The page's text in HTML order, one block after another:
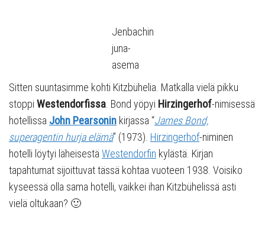
Jenbachin
juna-
asema
Sitten suuntasimme kohti Kitzbühelia. Matkalla vielä pikku
stoppi Westendorfissa . Bond yöpyi Hirzingerhof-nimisessä
hotellissa John Pearsonin kirjassa “James Bond,
superagentin hurja elämä” (1973). Hirzingerhof-niminen
hotelli löytyi läheisestä Westendorfin kylästä. Kirjan
tapahtumat sijoittuvat tässä kohtaa vuoteen 1938. Voisiko
kyseessä olla sama hotelli, vaikkei ihan Kitzbühelissä asti
vielä oltukaan? 🙂